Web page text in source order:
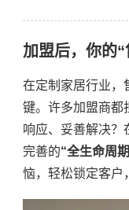
加盟后，你的“
在定制家居行业，
键。许多加盟商都
响应、妥善解决？
完善的“全生命周
恼，轻松锁定客户